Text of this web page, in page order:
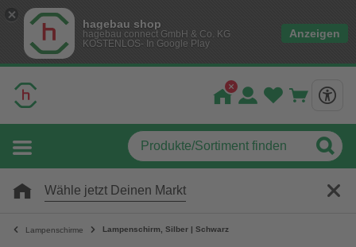
hagebau shop
hagebau connect GmbH & Co. KG
KOSTENLOS- In Google Play
Anzeigen
Wähle jetzt Deinen Markt
Lampenschirme Lampenschirm, Silber | Schwarz